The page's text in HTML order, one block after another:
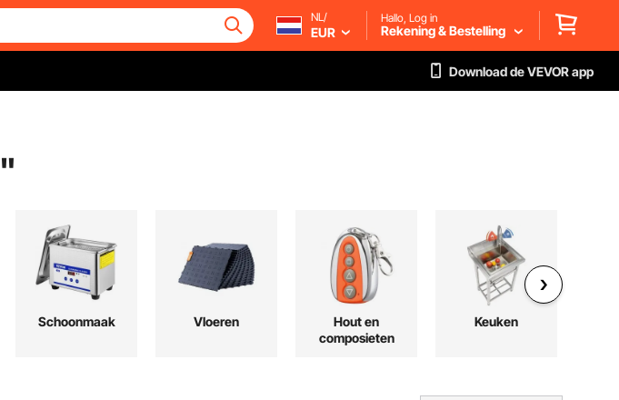
NL/
EUR
Hallo, Log in
Rekening & Bestelling
Download de VEVOR app
"
Schoonmaak Vloeren
Hout en
composieten
Keuken